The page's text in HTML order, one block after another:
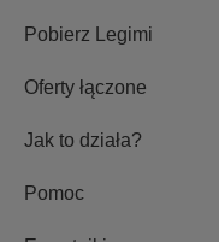
Pobierz Legimi
Oferty łączone
Jak to działa?
Pomoc